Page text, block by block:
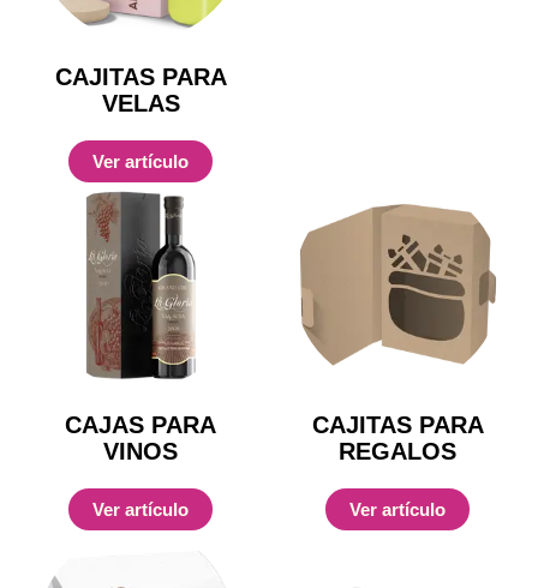
CAJITAS PARA
VELAS
Ver artículo
CAJAS PARA
VINOS
Ver artículo
CAJITAS PARA
REGALOS
Ver artículo